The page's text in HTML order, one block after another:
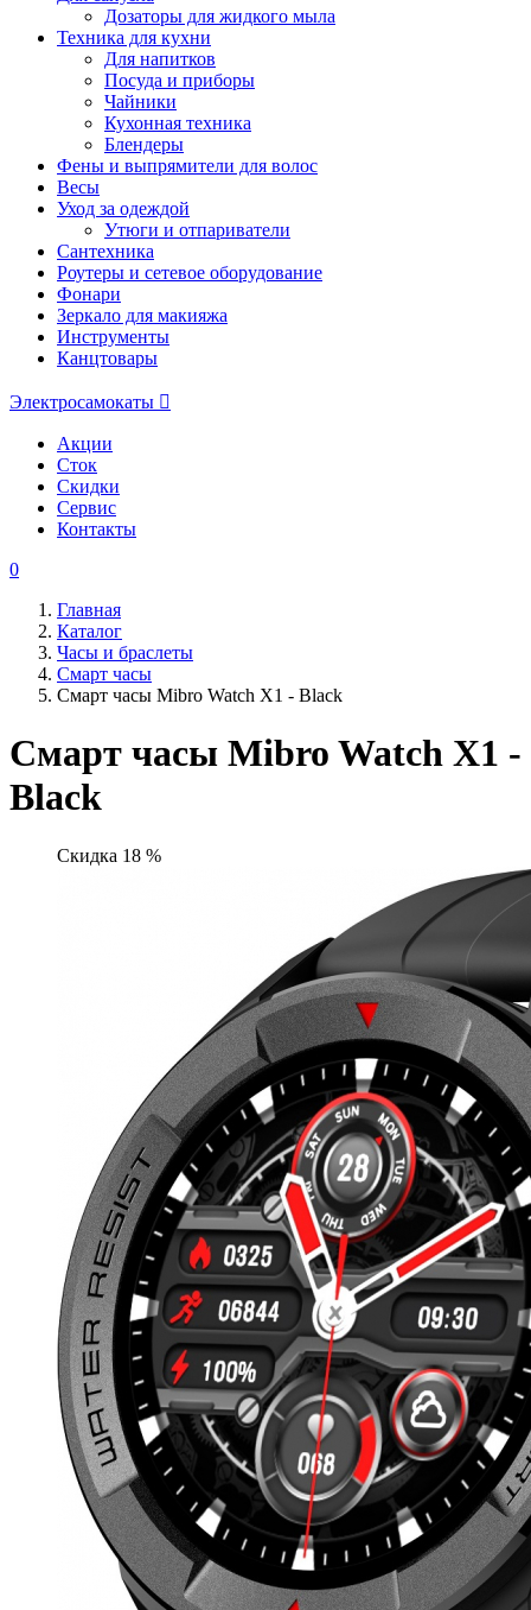
Дозаторы для жидкого мыла
Техника для кухни
Для напитков
Посуда и приборы
Чайники
Кухонная техника
Блендеры
Фены и выпрямители для волос
Весы
Уход за одеждой
Утюги и отпариватели
Сантехника
Роутеры и сетевое оборудование
Фонари
Зеркало для макияжа
Инструменты
Канцтовары
Электросамокаты
Акции
Сток
Скидки
Сервис
Контакты
0
Главная
Каталог
Часы и браслеты
Смарт часы
Смарт часы Mibro Watch X1 - Black
Смарт часы Mibro Watch X1 -
Black
Скидка 18 %